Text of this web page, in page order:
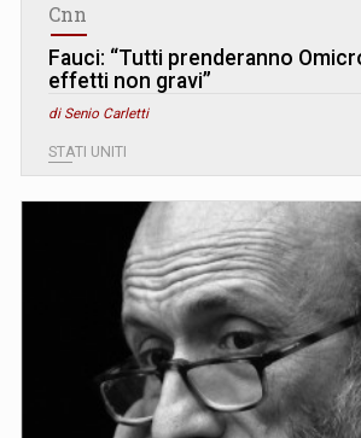
Cnn
Fauci: “Tutti prenderanno
effetti non gravi”
di Senio Carletti
STATI UNITI